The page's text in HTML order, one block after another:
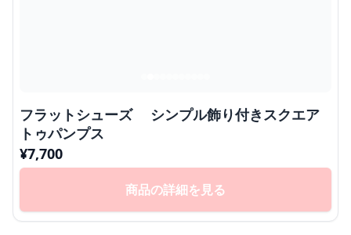
フラットシューズ シンプル飾り付きスクエア
トゥパンプス
¥7,700
商品の詳細を見る